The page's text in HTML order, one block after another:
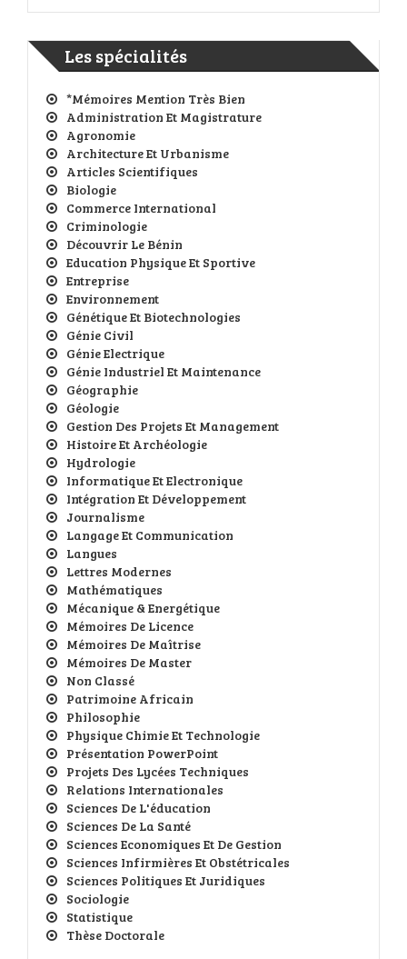
Les spécialités
*Mémoires Mention Très Bien
Administration Et Magistrature
Agronomie
Architecture Et Urbanisme
Articles Scientifiques
Biologie
Commerce International
Criminologie
Découvrir Le Bénin
Education Physique Et Sportive
Entreprise
Environnement
Génétique Et Biotechnologies
Génie Civil
Génie Electrique
Génie Industriel Et Maintenance
Géographie
Géologie
Gestion Des Projets Et Management
Histoire Et Archéologie
Hydrologie
Informatique Et Electronique
Intégration Et Développement
Journalisme
Langage Et Communication
Langues
Lettres Modernes
Mathématiques
Mécanique & Energétique
Mémoires De Licence
Mémoires De Maîtrise
Mémoires De Master
Non Classé
Patrimoine Africain
Philosophie
Physique Chimie Et Technologie
Présentation PowerPoint
Projets Des Lycées Techniques
Relations Internationales
Sciences De L'éducation
Sciences De La Santé
Sciences Economiques Et De Gestion
Sciences Infirmières Et Obstétricales
Sciences Politiques Et Juridiques
Sociologie
Statistique
Thèse Doctorale